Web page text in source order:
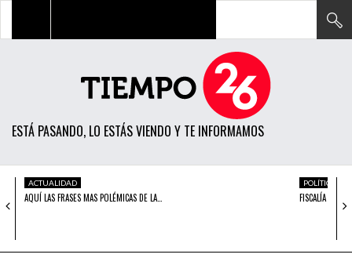
ESTÁ PASANDO, LO ESTÁS VIENDO Y TE INFORMAMOS
POLÍTICA
ECONOMÍA
SOCIEDAD
ACTUALIDAD
AQUÍ LAS FRASES MAS POLÉMICAS DE LA…
POLÍTICA
FISCALÍA CITA